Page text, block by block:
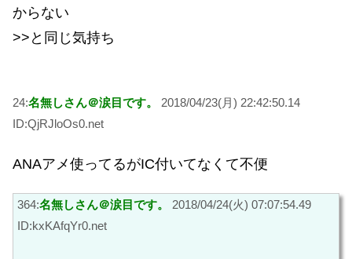
からない
>>と同じ気持ち
24:名無しさん＠涙目です。
2018/04/23(月) 22:42:50.14
ID:QjRJloOs0.net
ANAアメ使ってるがIC付いてなくて不便
364:名無しさん＠涙目です。
2018/04/24(火) 07:07:54.49
ID:kxKAfqYr0.net